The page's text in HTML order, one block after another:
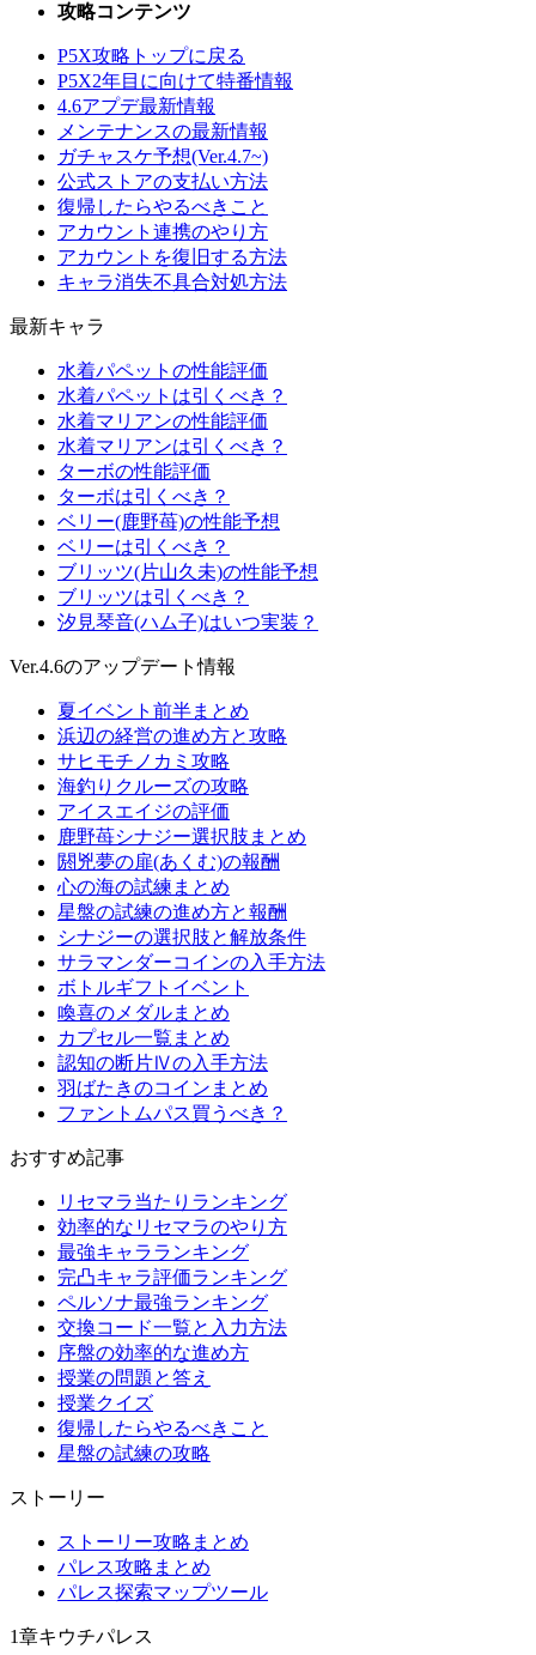
攻略コンテンツ
P5X攻略トップに戻る
P5X2年目に向けて特番情報
4.6アプデ最新情報
メンテナンスの最新情報
ガチャスケ予想(Ver.4.7~)
公式ストアの支払い方法
復帰したらやるべきこと
アカウント連携のやり方
アカウントを復旧する方法
キャラ消失不具合対処方法
最新キャラ
水着パペットの性能評価
水着パペットは引くべき？
水着マリアンの性能評価
水着マリアンは引くべき？
ターボの性能評価
ターボは引くべき？
ベリー(鹿野苺)の性能予想
ベリーは引くべき？
ブリッツ(片山久未)の性能予想
ブリッツは引くべき？
汐見琴音(ハム子)はいつ実装？
Ver.4.6のアップデート情報
夏イベント前半まとめ
浜辺の経営の進め方と攻略
サヒモチノカミ攻略
海釣りクルーズの攻略
アイスエイジの評価
鹿野苺シナジー選択肢まとめ
閼兇夢の扉(あくむ)の報酬
心の海の試練まとめ
星盤の試練の進め方と報酬
シナジーの選択肢と解放条件
サラマンダーコインの入手方法
ボトルギフトイベント
喚喜のメダルまとめ
カプセル一覧まとめ
認知の断片Ⅳの入手方法
羽ばたきのコインまとめ
ファントムパス買うべき？
おすすめ記事
リセマラ当たりランキング
効率的なリセマラのやり方
最強キャラランキング
完凸キャラ評価ランキング
ペルソナ最強ランキング
交換コード一覧と入力方法
序盤の効率的な進め方
授業の問題と答え
授業クイズ
復帰したらやるべきこと
星盤の試練の攻略
ストーリー
ストーリー攻略まとめ
パレス攻略まとめ
パレス探索マップツール
1章キウチパレス